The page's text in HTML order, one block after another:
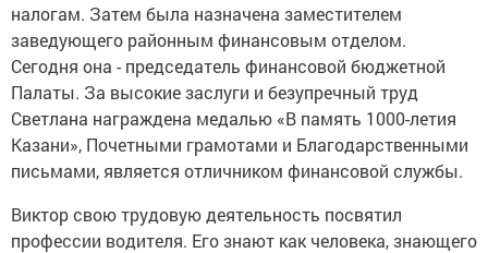
налогам. Затем была назначена заместителем
заведующего районным финансовым отделом.
Сегодня она - председатель финансовой бюджетной
Палаты. За высокие заслуги и безупречный труд
Светлана награждена медалью «В память 1000-летия
Казани», Почетными грамотами и Благодарственными
письмами, является отличником финансовой службы.
Виктор свою трудовую деятельность посвятил
профессии водителя. Его знают как человека, знающего